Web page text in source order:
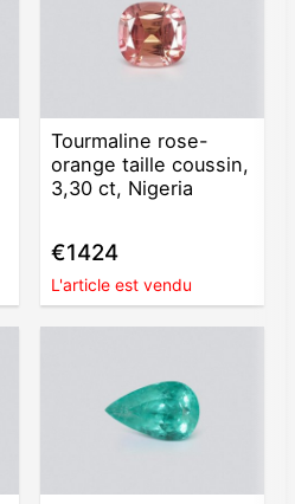
Tourmaline rose-
orange taille coussin,
3,30 ct, Nigeria
€1424
L'article est vendu